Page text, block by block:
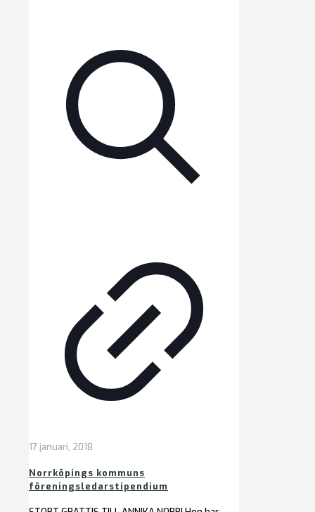
17 januari, 2018
Norrköpings kommuns
föreningsledarstipendium